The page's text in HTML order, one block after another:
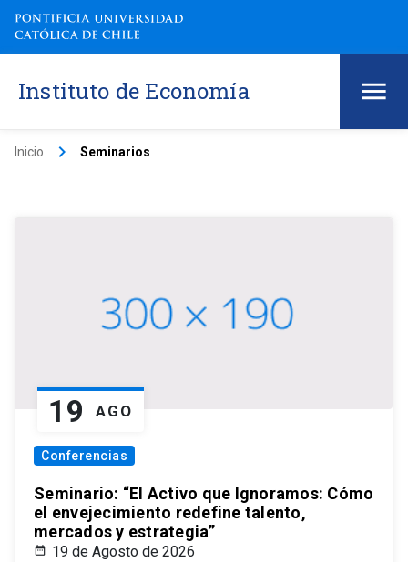
Instituto de Economía
Inicio keyboard_arrow_right Seminarios
19 AGO
Conferencias
Seminario: “El Activo que Ignoramos: Cómo
el envejecimiento redefine talento,
mercados y estrategia”
19 de Agosto de 2026